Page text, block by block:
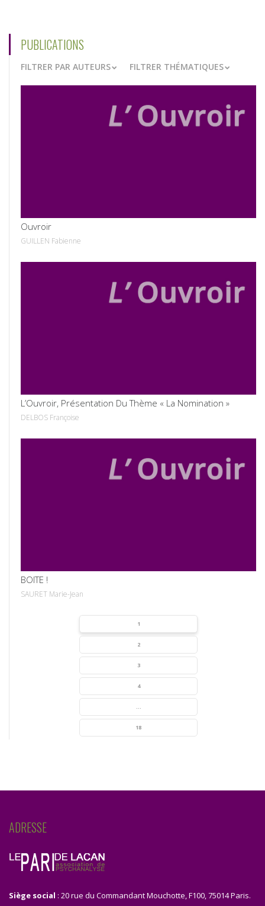
PUBLICATIONS
FILTRER PAR AUTEURS FILTRER THÉMATIQUES
Ouvroir
GUILLEN Fabienne
L’Ouvroir, Présentation Du Thème « La Nomination »
DELBOS Françoise
BOITE !
SAURET Marie-Jean
1
2
3
4
...
18
ADRESSE
Siège social : 20 rue du Commandant Mouchotte, F100, 75014 Paris.